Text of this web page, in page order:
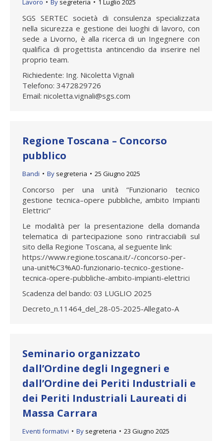
SGS SERTEC società di consulenza specializzata
nella sicurezza e gestione dei luoghi di lavoro, con
sede a Livorno, è alla ricerca di un Ingegnere con
qualifica di progettista antincendio da inserire nel
proprio team.
Richiedente: Ing. Nicoletta Vignali
Telefono: 3472829726
Email: nicoletta.vignali@sgs.com
Regione Toscana – Concorso
pubblico
Bandi By segreteria 25 Giugno 2025
Concorso per una unità “Funzionario tecnico
gestione tecnica–opere pubbliche, ambito Impianti
Elettrici”
Le modalità per la presentazione della domanda
telematica di partecipazione sono rintracciabili sul
sito della Regione Toscana, al seguente link:
https://www.regione.toscana.it/-/concorso-per-
una-unit%C3%A0-funzionario-tecnico-gestione-
tecnica-opere-pubbliche-ambito-impianti-elettrici
Scadenza del bando: 03 LUGLIO 2025
Decreto_n.11464_del_28-05-2025-Allegato-A
Seminario organizzato
dall’Ordine degli Ingegneri e
dall’Ordine dei Periti Industriali e
dei Periti Industriali Laureati di
Massa Carrara
Eventi formativi By segreteria 23 Giugno 2025